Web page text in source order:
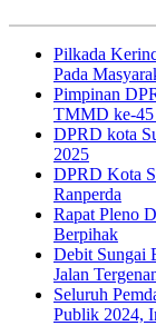
Pilkada
Pada
Pimpinan
TMMD ke-45
DPRD kota
2025
DPRD Kota
Ranperda
Rapat Pleno
Berpihak
Debit Sungai
Jalan
Seluruh
Publik 2024,